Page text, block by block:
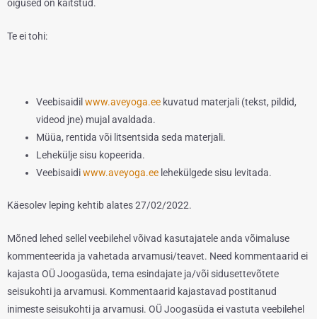
õigused on kaitstud.
Te ei tohi:
Veebisaidilwww.aveyoga.ee kuvatud materjali (tekst, pildid,
videod jne) mujal avaldada.
Müüa, rentida või litsentsida seda materjali.
Lehekülje sisu kopeerida.
Veebisaidiwww.aveyoga.ee lehekülgede sisu levitada.
Käesolev leping kehtib alates 27/02/2022.
Mõned lehed sellel veebilehel võivad kasutajatele anda võimaluse
kommenteerida ja vahetada arvamusi/teavet. Need kommentaarid ei
kajasta OÜ Joogasüda, tema esindajate ja/või sidusettevõtete
seisukohti ja arvamusi. Kommentaarid kajastavad postitanud
inimeste seisukohti ja arvamusi. OÜ Joogasüda ei vastuta veebilehel